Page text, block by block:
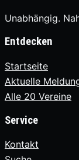
Unabhängig.
Entdecken
Startseite
Aktuelle
Alle 20 Vereine
Service
Kontakt